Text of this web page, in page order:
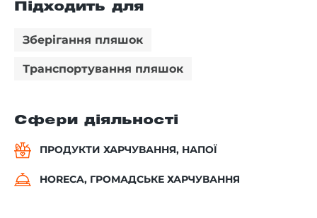
Підходить для
Зберігання пляшок
Транспортування пляшок
Сфери діяльності
ПРОДУКТИ ХАРЧУВАННЯ, НАПОЇ
HORECA, ГРОМАДСЬКЕ ХАРЧУВАННЯ